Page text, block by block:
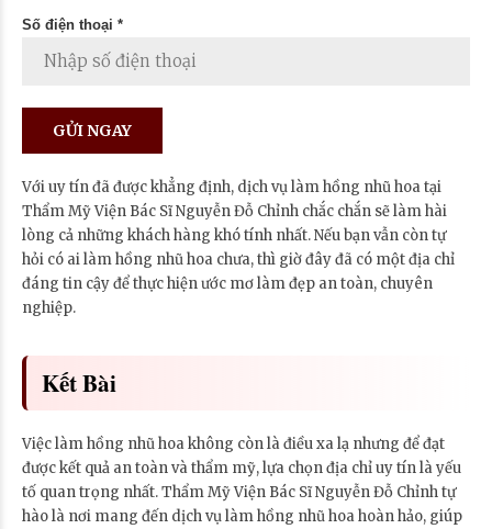
Số điện thoại *
Với uy tín đã được khẳng định, dịch vụ làm hồng nhũ hoa tại
Thẩm Mỹ Viện Bác Sĩ Nguyễn Đỗ Chỉnh chắc chắn sẽ làm hài
lòng cả những khách hàng khó tính nhất. Nếu bạn vẫn còn tự
hỏi có ai làm hồng nhũ hoa chưa, thì giờ đây đã có một địa chỉ
đáng tin cậy để thực hiện ước mơ làm đẹp an toàn, chuyên
nghiệp.
Kết Bài
Việc làm hồng nhũ hoa không còn là điều xa lạ nhưng để đạt
được kết quả an toàn và thẩm mỹ, lựa chọn địa chỉ uy tín là yếu
tố quan trọng nhất. Thẩm Mỹ Viện Bác Sĩ Nguyễn Đỗ Chỉnh tự
hào là nơi mang đến dịch vụ làm hồng nhũ hoa hoàn hảo, giúp